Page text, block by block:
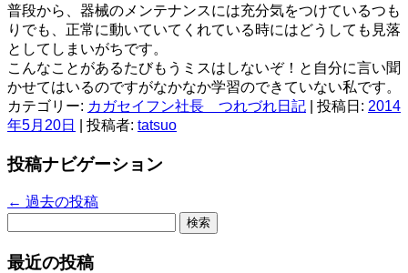
普段から、器械のメンテナンスには充分気をつけているつも
りでも、正常に動いていてくれている時にはどうしても見落
としてしまいがちです。
こんなことがあるたびもうミスはしないぞ！と自分に言い聞
かせてはいるのですがなかなか学習のできていない私です。
カテゴリー: カガセイフン社長 つれづれ日記 | 投稿日: 2014
年5月20日
投稿者: tatsuo
投稿ナビゲーション
← 過去の投稿
最近の投稿